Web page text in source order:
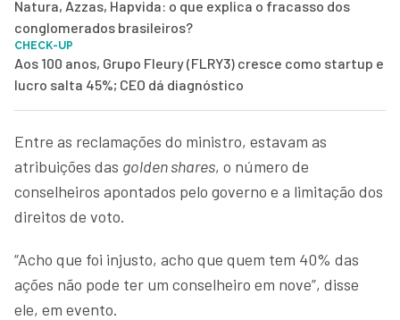
Natura, Azzas, Hapvida: o que explica o fracasso dos
conglomerados brasileiros?
CHECK-UP
Aos 100 anos, Grupo Fleury (FLRY3) cresce como startup e
lucro salta 45%; CEO dá diagnóstico
Entre as reclamações do ministro, estavam as
atribuições das golden shares, o número de
conselheiros apontados pelo governo e a limitação dos
direitos de voto.
“Acho que foi injusto, acho que quem tem 40% das
ações não pode ter um conselheiro em nove”, disse
ele, em evento.